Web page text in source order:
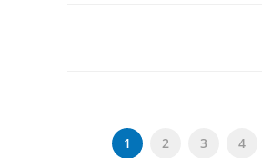
1 2 3 4